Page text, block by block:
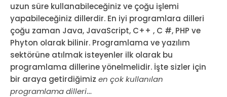
uzun süre kullanabileceğiniz ve çoğu işlemi
yapabileceğiniz dillerdir. En iyi programlara dilleri
çoğu zaman Java, JavaScript, C++ , C #, PHP ve
Phyton olarak bilinir. Programlama ve yazılım
sektörüne atılmak isteyenler ilk olarak bu
programlama dillerine yönelmelidir. İşte sizler için
bir araya getirdiğimiz en çok kullanılan
programlama dilleri…